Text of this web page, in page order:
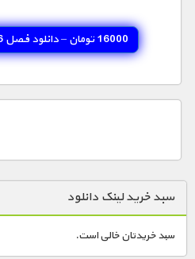
سازه/ معماری/ مهندسی
سرگرمی
طبیعت
فرهنگ / هنر
کیهان / نجوم
گردشگری
16000 تومان – دانلود فصل 6 (افزودن به سبد خريد)
سبد خرید لینک دانلود
سبد خریدتان خالی است.